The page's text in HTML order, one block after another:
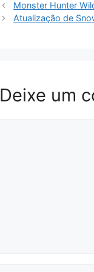
Monster Hunter
Atualização de
Deixe um